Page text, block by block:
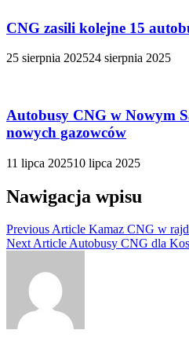
CNG zasili kolejne 15
25 sierpnia 202524 sierpnia 2025
Autobusy CNG w Nowym
nowych gazowców
11 lipca 202510 lipca 2025
Nawigacja wpisu
Previous Article Kamaz CNG w
Next ArticleAutobusy CNG dla